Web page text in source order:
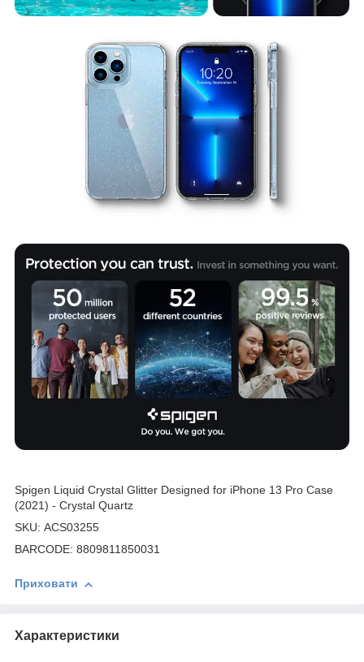
Spigen Liquid Crystal Glitter Designed for iPhone 13 Pro Case
(2021) - Crystal Quartz
SKU: ACS03255
BARCODE: 8809811850031
Приховати
Характеристики